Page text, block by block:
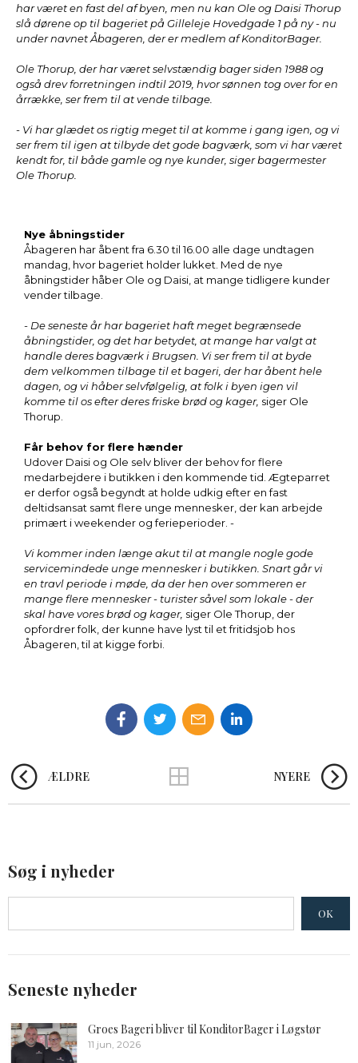
har været en fast del af byen, men nu kan Ole og Daisi Thorup
slå dørene op til bageriet på Gilleleje Hovedgade 1 på ny - nu
under navnet Åbageren, der er medlem af KonditorBager.
Ole Thorup, der har været selvstændig bager siden 1988 og
også drev forretningen indtil 2019, hvor sønnen tog over for en
årrække, ser frem til at vende tilbage.
- Vi har glædet os rigtig meget til at komme i gang igen, og vi
ser frem til igen at tilbyde det gode bagværk, som vi har været
kendt for, til både gamle og nye kunder, siger bagermester
Ole Thorup.
Nye åbningstider
Åbageren har åbent fra 6.30 til 16.00 alle dage undtagen
mandag, hvor bageriet holder lukket. Med de nye
åbningstider håber Ole og Daisi, at mange tidligere kunder
vender tilbage.
- De seneste år har bageriet haft meget begrænsede
åbningstider, og det har betydet, at mange har valgt at
handle deres bagværk i Brugsen. Vi ser frem til at byde
dem velkommen tilbage til et bageri, der har åbent hele
dagen, og vi håber selvfølgelig, at folk i byen igen vil
komme til os efter deres friske brød og kager, siger Ole
Thorup.
Får behov for flere hænder
Udover Daisi og Ole selv bliver der behov for flere
medarbejdere i butikken i den kommende tid. Ægteparret
er derfor også begyndt at holde udkig efter en fast
deltidsansat samt flere unge mennesker, der kan arbejde
primært i weekender og ferieperioder. -
Vi kommer inden længe akut til at mangle nogle gode
servicemindede unge mennesker i butikken. Snart går vi
en travl periode i møde, da der hen over sommeren er
mange flere mennesker - turister såvel som lokale - der
skal have vores brød og kager, siger Ole Thorup, der
opfordrer folk, der kunne have lyst til et fritidsjob hos
Åbageren, til at kigge forbi.
ÆLDRE NYERE
Søg i nyheder
OK
Seneste nyheder
Groes Bageri bliver til KonditorBager i Løgstør
11 jun, 2026